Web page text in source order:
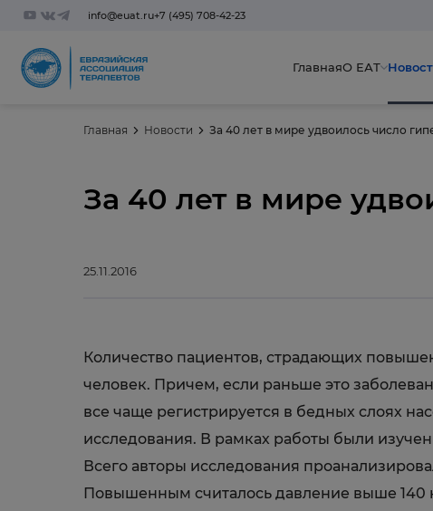
info@euat.ru+7 (495) 708-42-23
ГлавнаяО ЕАТ
Главная Новости За 40 лет в мире удвоилось число
За 40 лет в мире
25.11.2016
Количество пациентов, страдающих
человек. Причем, если раньше это
все чаще регистрируется в бедных слоях
исследования. В рамках работы были
Всего авторы исследования
Повышенным считалось давление выше 140